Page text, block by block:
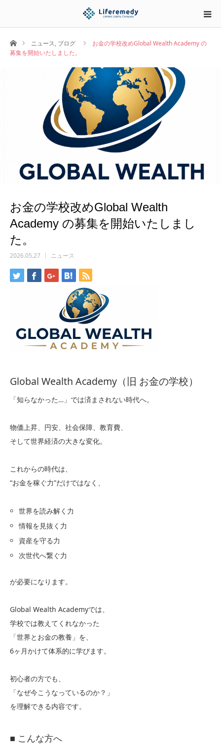
ホームニュース, ブログ
お金の学校改めGlobal Wealth Academy の
募集を開始いたしました。
お金の学校改めGlobal Wealth
Academy の募集を開始いたしまし
た。
2026.05.27 ニュース
Global Wealth Academy（旧 お金の学校）
「知らなかった…」では済まされない時代へ。
物価上昇、円安、社会保障、教育費、
そして世界経済の大きな変化。
これからの時代は、
“お金を稼ぐ力”だけではなく、
世界を読み解く力
情報を見抜く力
資産を守る力
次世代へ繋ぐ力
が必要になります。
Global Wealth Academyでは、
学校では教えてくれなかった
「世界とお金の教養」を、
6ヶ月かけて体系的に学びます。
初心者の方でも、
「なぜ今こうなっているのか？」
を理解できる内容です。
■ こんな方へ